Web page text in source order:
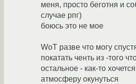
меня, просто беготня и
случае рпг)
боюсь это не мое
WoT разве что могу
покатать ченть из -того
остальное - как-то
атмосферу окунуться